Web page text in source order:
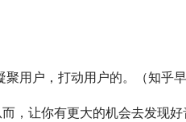
用户，打动用户的。（知乎
，让你有更大的机会去发现